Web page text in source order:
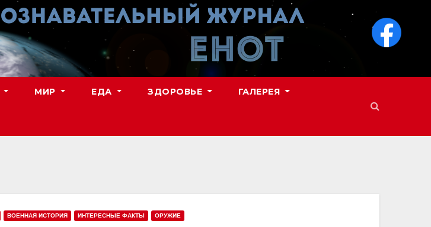
МИР ЕДА ЗДОРОВЬЕ ГАЛЕРЕЯ
ВОЕННАЯ ИСТОРИЯ ИНТЕРЕСНЫЕ ФАКТЫ ОРУЖИЕ